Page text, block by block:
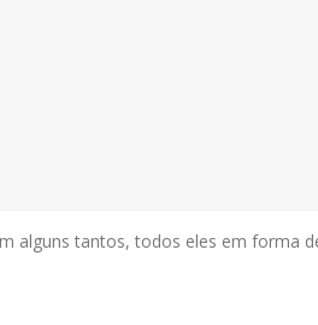
alguns tantos, todos eles em forma